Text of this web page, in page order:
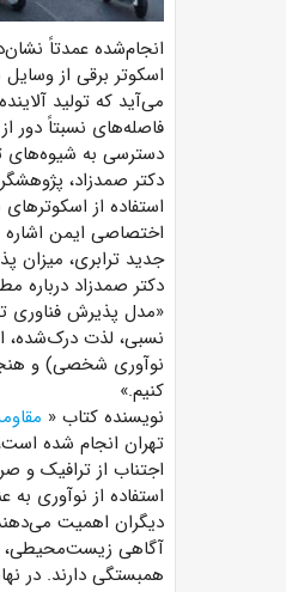
انجام‌شده عمدتاً
اسکوتر برقی از
می‌آید که تولید
فاصله‌های نسبتاً دور
دسترسی به شیوه‌های
دکتر صمدزاد،
استفاده از
اختصاصی ایمن اشاره
جدید ترابری،
دکتر صمدزاد درباره
«مدل پذیرش فناوری
نسبی، لذت درک‌شده،
نوآوری شخصی) و
کنیم.»
نویسنده کتاب «
تهران انجام شده
اجتناب از ترافیک و
استفاده از نوآوری
دیگران اهمیت
آگاهی زیست‌محیطی،
همبستگی دارند. در